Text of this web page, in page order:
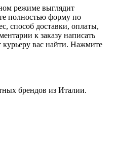
режиме выглядит
полностью форму по
способ доставки, оплаты,
к заказу написать
вас найти. Нажмите
брендов из Италии.